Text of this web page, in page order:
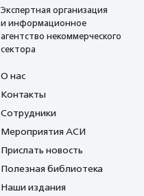
Экспертная организация
и информационное
агентство некоммерческого
сектора
О нас
Контакты
Сотрудники
Мероприятия АСИ
Прислать новость
Полезная библиотека
Наши издания